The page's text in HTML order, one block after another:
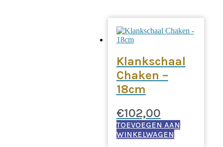
Klankschaal
Chaken –
18cm
€102,00
TOEVOEGEN AAN
WINKELWAGEN